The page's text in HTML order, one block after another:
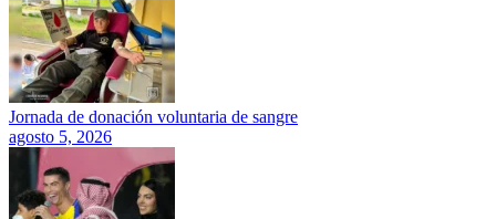
Jornada de donación voluntaria de sangre
agosto 5, 2026